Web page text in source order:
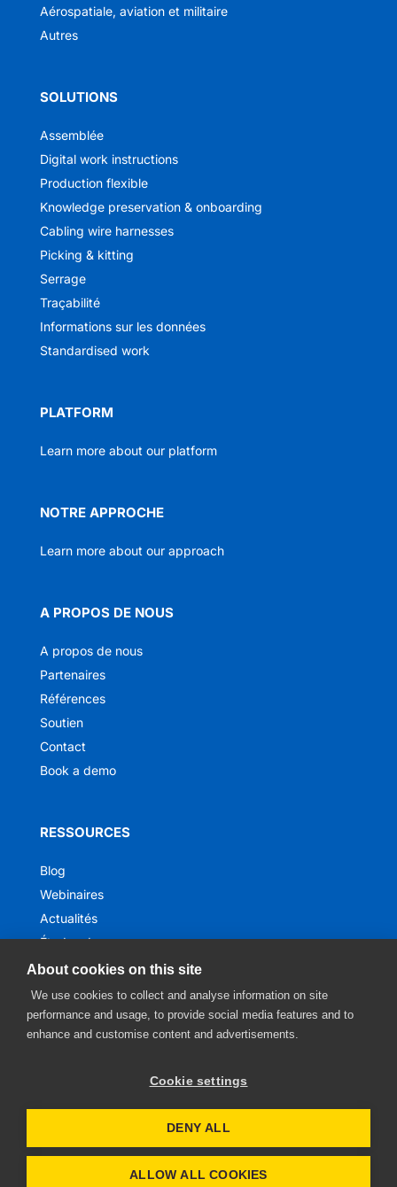
Aérospatiale, aviation et militaire
Autres
SOLUTIONS
Assemblée
Digital work instructions
Production flexible
Knowledge preservation & onboarding
Cabling wire harnesses
Picking & kitting
Serrage
Traçabilité
Informations sur les données
Standardised work
PLATFORM
Learn more about our platform
NOTRE APPROCHE
Learn more about our approach
A PROPOS DE NOUS
A propos de nous
Partenaires
Références
Soutien
Contact
Book a demo
RESSOURCES
Blog
Webinaires
Actualités
Études de cas
Ebooks
Avis de confidentialité- Site web
Digitong
About cookies on this site
We use cookies to collect and analyse information on site
performance and usage, to provide social media features and to
enhance and customise content and advertisements.
Cookie settings
DENY ALL
ALLOW ALL COOKIES